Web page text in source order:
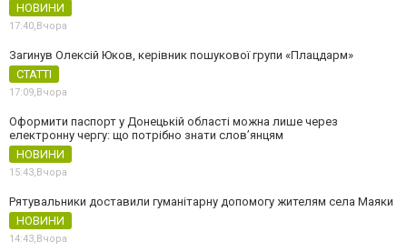
НОВИНИ
17:40, Вчора
Загинув Олексій Юков, керівник пошукової групи «Плацдарм»
СТАТТІ
17:09, Вчора
Оформити паспорт у Донецькій області можна лише через
електронну чергу: що потрібно знати слов’янцям
НОВИНИ
15:43, Вчора
Рятувальники доставили гуманітарну допомогу жителям села Маяки
НОВИНИ
14:43, Вчора